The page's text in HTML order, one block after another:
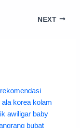
NEXT